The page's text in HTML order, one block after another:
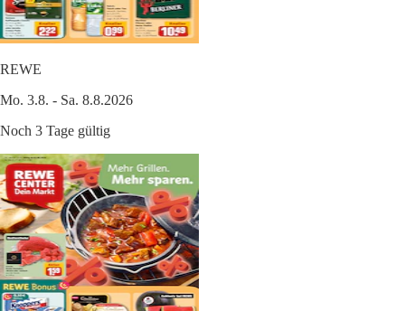
REWE
Mo. 3.8. - Sa. 8.8.2026
Noch 3 Tage gültig